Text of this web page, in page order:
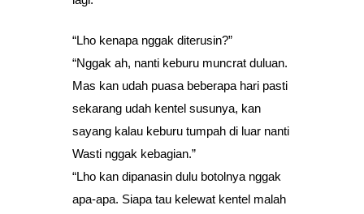
“Lho kenapa nggak diterusin?”
“Nggak ah, nanti keburu muncrat duluan.
Mas kan udah puasa beberapa hari pasti
sekarang udah kentel susunya, kan
sayang kalau keburu tumpah di luar nanti
Wasti nggak kebagian.”
“Lho kan dipanasin dulu botolnya nggak
apa-apa. Siapa tau kelewat kentel malah